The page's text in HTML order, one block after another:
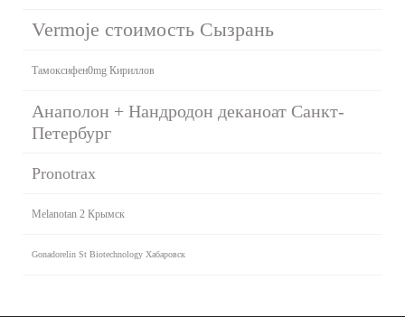
Vermoje стоимость Сызрань
Тамоксифен0mg Кириллов
Анаполон + Нандродон деканоат Санкт-
Петербург
Pronotrax
Melanotan 2 Крымск
Gonadorelin St Biotechnology Хабаровск